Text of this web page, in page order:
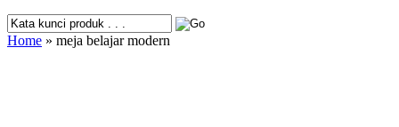
Home » meja belajar modern